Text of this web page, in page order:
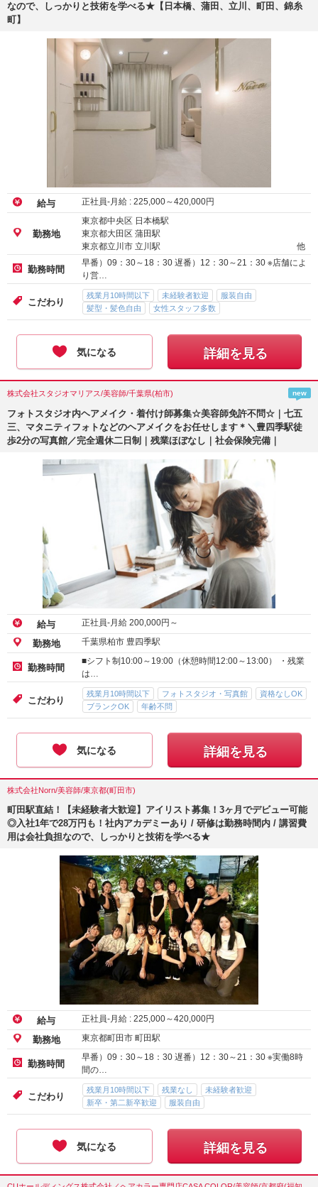
なので、しっかりと技術を学べる★【日本橋、蒲田、立川、町田、錦糸
町】
給与 正社員-月給 : 225,000～420,000円
勤務地
東京都中央区 日本橋駅
東京都大田区 蒲田駅
東京都立川市 立川駅
他
勤務時間
早番）09：30～18：30 遅番）12：30～21：30 ※店舗によ
り営…
こだわり
残業月10時間以下 未経験者歓迎
服装自由
髪型・髪色自由
女性スタッフ多数
気になる 詳細を見る
株式会社スタジオマリアス/美容師/千葉県(柏市) new
フォトスタジオ内ヘアメイク・着付け師募集☆美容師免許不問☆｜七五
三、マタニティフォトなどのヘアメイクをお任せします＊＼豊四季駅徒
歩2分の写真館／完全週休二日制｜残業ほぼなし｜社会保険完備｜
給与 正社員-月給 200,000円～
勤務地 千葉県柏市 豊四季駅
勤務時間
■シフト制10:00～19:00（休憩時間12:00～13:00） ・残業
は…
こだわり
残業月10時間以下 フォトスタジオ・写真館
資格なしOK
ブランクOK
年齢不問
気になる 詳細を見る
株式会社Norn/美容師/東京都(町田市)
町田駅直結！【未経験者大歓迎】アイリスト募集！3ヶ月でデビュー可能
◎入社1年で28万円も！社内アカデミーあり / 研修は勤務時間内 / 講習費
用は会社負担なので、しっかりと技術を学べる★
給与 正社員-月給 : 225,000～420,000円
勤務地 東京都町田市 町田駅
勤務時間
早番）09：30～18：30 遅番）12：30～21：30 ※実働8時
間の…
こだわり
残業月10時間以下 残業なし
未経験者歓迎
新卒・第二新卒歓迎
服装自由
気になる 詳細を見る